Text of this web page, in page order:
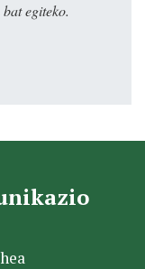
egiteko.